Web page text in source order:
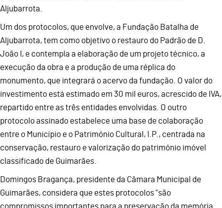
Aljubarrota.
Um dos protocolos, que envolve, a Fundação Batalha de
Aljubarrota, tem como objetivo o restauro do Padrão de D.
João I, e contempla a elaboração de um projeto técnico, a
execução da obra e a produção de uma réplica do
monumento, que integrará o acervo da fundação. O valor do
investimento está estimado em 30 mil euros, acrescido de IVA,
repartido entre as três entidades envolvidas. O outro
protocolo assinado estabelece uma base de colaboração
entre o Município e o Património Cultural, I.P., centrada na
conservação, restauro e valorização do património imóvel
classificado de Guimarães.
Domingos Bragança, presidente da Câmara Municipal de
Guimarães, considera que estes protocolos “são
compromissos importantes para a preservação da memória